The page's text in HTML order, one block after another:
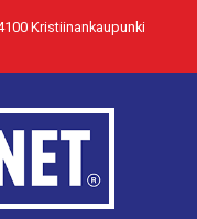
Kristiinankaupunki